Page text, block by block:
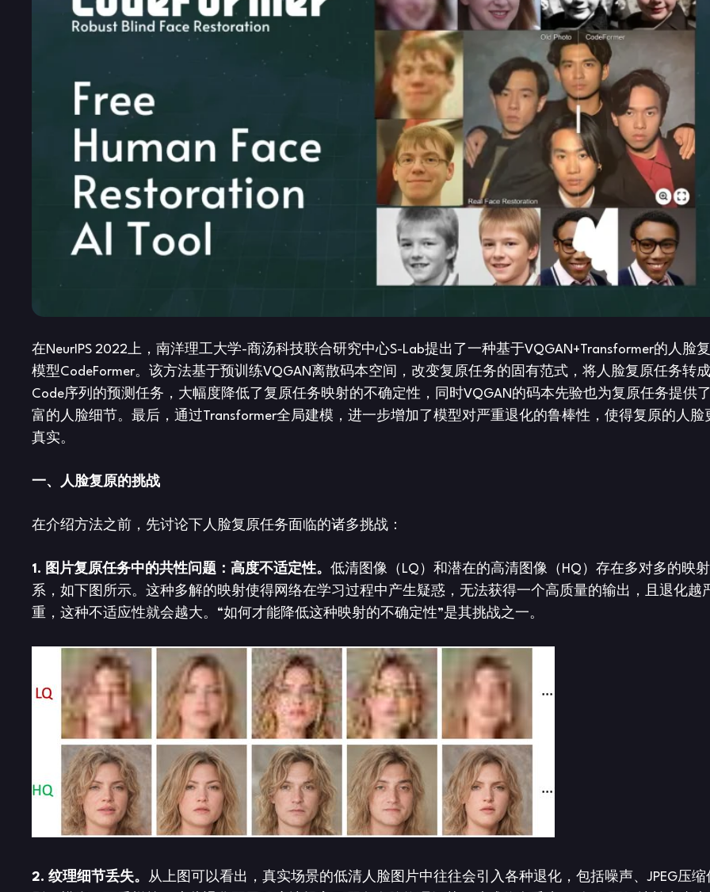
在NeurIPS 2022上，南洋理工大学-商汤科技联合研究中心S-Lab提出了一种基于VQGAN+Transformer的人脸
模型CodeFormer。该方法基于预训练VQGAN离散码本空间，改变复原任务的固有范式，将人脸复原任务转成
Code序列的预测任务，大幅度降低了复原任务映射的不确定性，同时VQGAN的码本先验也为复原任务提供
富的人脸细节。最后，通过Transformer全局建模，进一步增加了模型对严重退化的鲁棒性，使得复原的人脸
真实。
一、 人脸复原的挑战
在介绍方法之前，先讨论下人脸复原任务面临的诸多挑战：
1. 图片复原任务中的共性问题：高度不适定性。 低清图像（LQ）和潜在的高清图像（HQ）存在多对多的映
系，如下图所示。这种多解的映射使得网络在学习过程中产生疑惑，无法获得一个高质量的输出，且退化越
重，这种不适应性就会越大。“如何才能降低这种映射的不确定性”是其挑战之一。
2. 纹理细节丢失。 从上图可以看出，真实场景的低清人脸图片中往往会引入各种退化，包括噪声、JPEG压缩